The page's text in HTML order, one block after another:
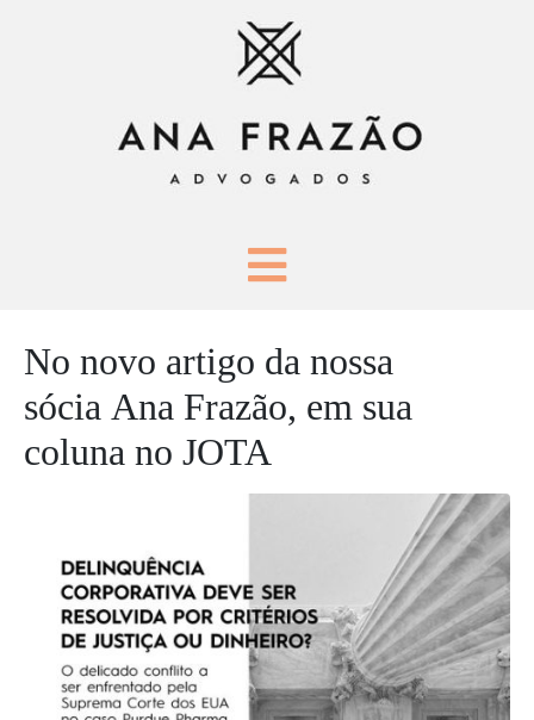
No novo artigo da nossa
sócia Ana Frazão, em sua
coluna no JOTA